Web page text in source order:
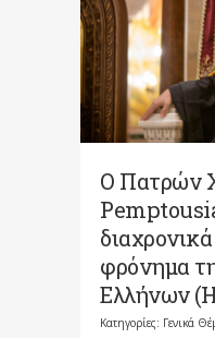
Ο Πατρών
φρόνημα
Ελλήνων
Κατηγορίες: Γενικά